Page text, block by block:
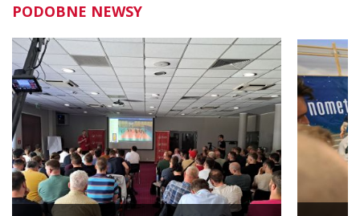
PODOBNE NEWSY